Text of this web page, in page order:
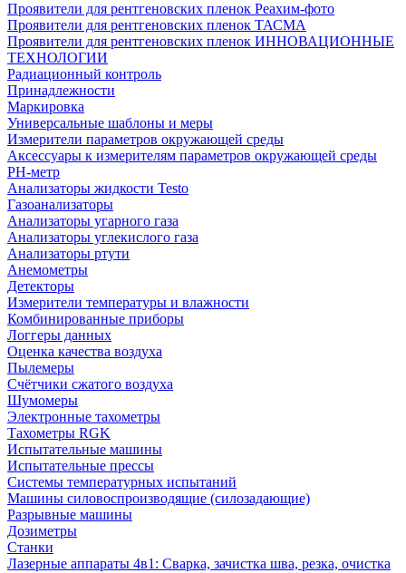
Проявители для рентгеновских пленок Реахим-фото
Проявители для рентгеновских пленок ТАСМА
Проявители для рентгеновских пленок ИННОВАЦИОННЫЕ
ТЕХНОЛОГИИ
Радиационный контроль
Принадлежности
Маркировка
Универсальные шаблоны и меры
Измерители параметров окружающей среды
Аксессуары к измерителям параметров окружающей среды
PH-метр
Анализаторы жидкости Testo
Газоанализаторы
Анализаторы угарного газа
Анализаторы углекислого газа
Анализаторы ртути
Анемометры
Детекторы
Измерители температуры и влажности
Комбинированные приборы
Логгеры данных
Оценка качества воздуха
Пылемеры
Счётчики сжатого воздуха
Шумомеры
Электронные тахометры
Тахометры RGK
Испытательные машины
Испытательные прессы
Системы температурных испытаний
Машины силовоспроизводящие (силозадающие)
Разрывные машины
Дозиметры
Станки
Лазерные аппараты 4в1: Сварка, зачистка шва, резка, очистка